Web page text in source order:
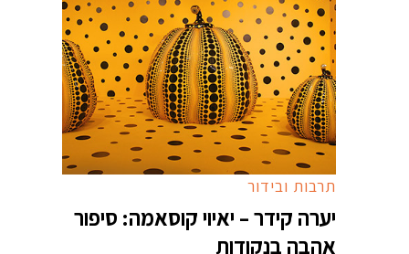
תרבות ובידור
יערה קידר – יאיוי קוסאמה: סיפור
אהבה בנקודות